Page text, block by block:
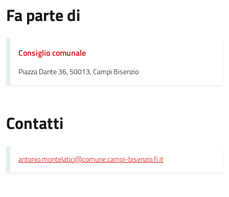
Fa parte di
Consiglio comunale
Piazza Dante 36, 50013, Campi Bisenzio
Contatti
antonio.montelatici@comune.campi-bisenzio.fi.it